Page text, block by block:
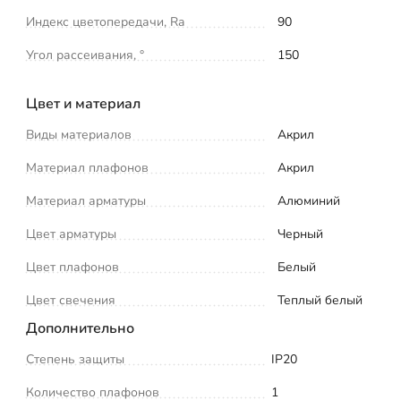
Индекс цветопередачи, Ra
90
Угол рассеивания, °
150
Цвет и материал
Виды материалов
Акрил
Материал плафонов
Акрил
Материал арматуры
Алюминий
Цвет арматуры
Черный
Цвет плафонов
Белый
Цвет свечения
Теплый белый
Дополнительно
Степень защиты
IP20
Количество плафонов
1